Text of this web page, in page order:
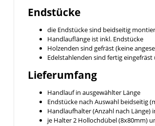
Endstücke
die Endstücke sind beidseitig
Handlauflänge ist inkl. Endstücke
Holzenden sind gefräst (keine
Edelstahlenden sind fertig
Lieferumfang
Handlauf in ausgewählter Länge
Endstücke nach Auswahl beidseitig
Handlaufhalter (Anzahl nach Länge)
je Halter 2 Hollochdübel (8x80mm)